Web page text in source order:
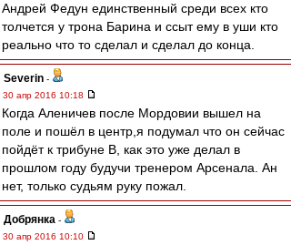
Андрей Федун единственный среди всех кто
толчется у трона Барина и ссыт ему в уши кто
реально что то сделал и сделал до конца.
Severin -
30 апр 2016 10:18
Когда Аленичев после Мордовии вышел на
поле и пошёл в центр,я подумал что он сейчас
пойдёт к трибуне В, как это уже делал в
прошлом году будучи тренером Арсенала. Ан
нет, только судьям руку пожал.
Добрянка -
30 апр 2016 10:10